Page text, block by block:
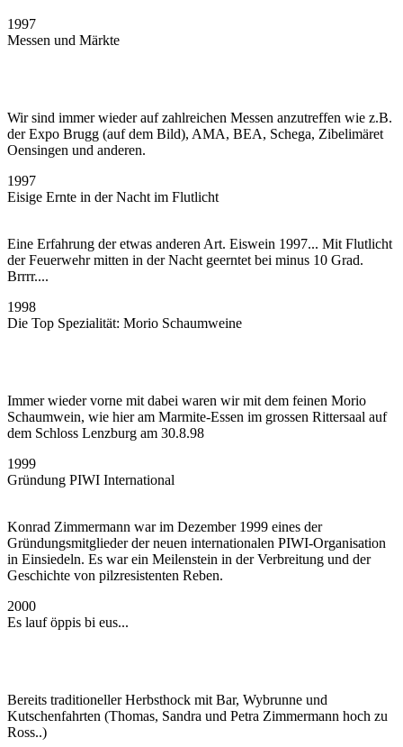
1997
Messen und Märkte
Wir sind immer wieder auf zahlreichen Messen anzutreffen wie z.B.
der Expo Brugg (auf dem Bild), AMA, BEA, Schega, Zibelimäret
Oensingen und anderen.
1997
Eisige Ernte in der Nacht im Flutlicht
Eine Erfahrung der etwas anderen Art. Eiswein 1997... Mit Flutlicht
der Feuerwehr mitten in der Nacht geerntet bei minus 10 Grad.
Brrrr....
1998
Die Top Spezialität: Morio Schaumweine
Immer wieder vorne mit dabei waren wir mit dem feinen Morio
Schaumwein, wie hier am Marmite-Essen im grossen Rittersaal auf
dem Schloss Lenzburg am 30.8.98
1999
Gründung PIWI International
Konrad Zimmermann war im Dezember 1999 eines der
Gründungsmitglieder der neuen internationalen PIWI-Organisation
in Einsiedeln. Es war ein Meilenstein in der Verbreitung und der
Geschichte von pilzresistenten Reben.
2000
Es lauf öppis bi eus...
Bereits traditioneller Herbsthock mit Bar, Wybrunne und
Kutschenfahrten (Thomas, Sandra und Petra Zimmermann hoch zu
Ross..)